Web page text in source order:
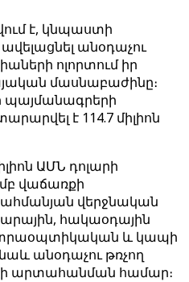
է, կնպաստի
անօդաչու
ոլորտում իր
մասնաբաժինը։
է 114.7 միլիոն
ԱՄՆ դոլարի
վաճառքի
վերջնական
հակաօդային
և կապի
անօդաչու թռչող
արտահանման համար։